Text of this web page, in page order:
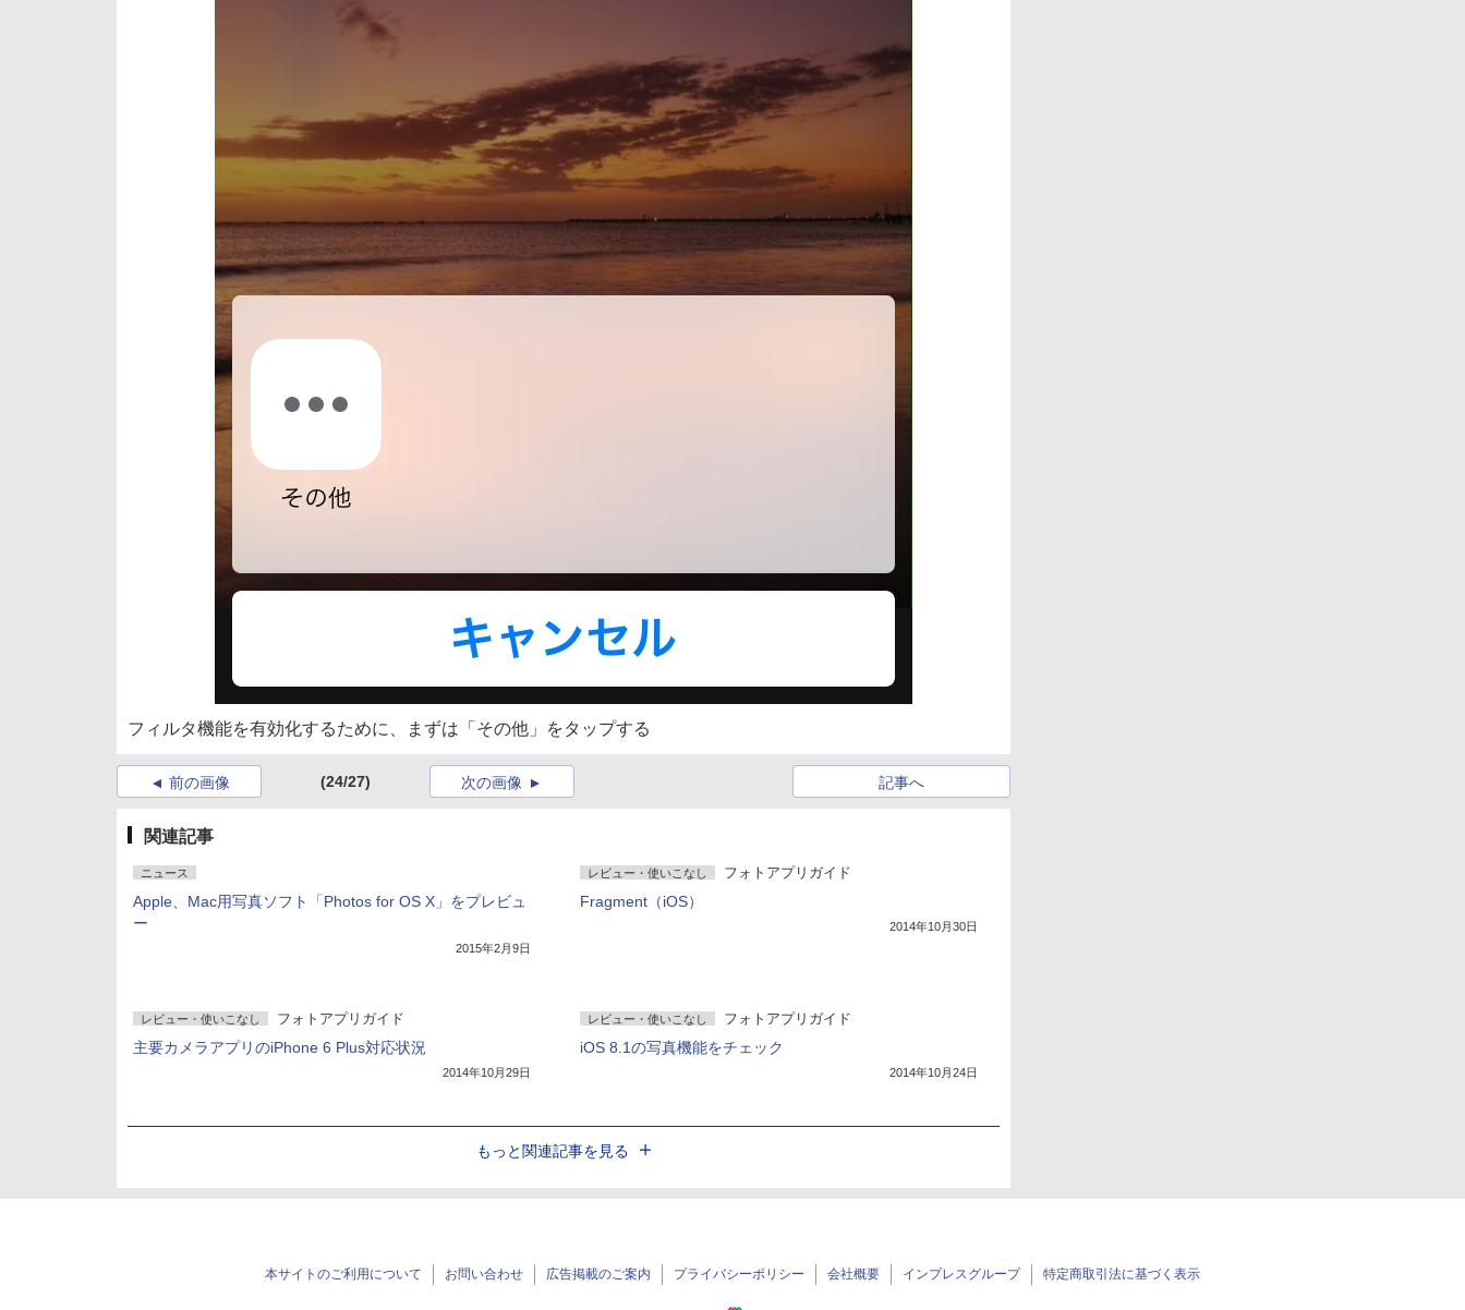
フィルタ機能を有効化するために、まずは「その他」をタップする
前の画像 (24/27) 記事へ
次の画像
関連記事
ニュース
Apple、Mac用写真ソフト「Photos for OS X」をプレビュ
ー
2015年2月9日
レビュー・使いこなし フォトアプリガイド
Fragment（iOS）
2014年10月30日
レビュー・使いこなし フォトアプリガイド
主要カメラアプリのiPhone 6 Plus対応状況
2014年10月29日
レビュー・使いこなし フォトアプリガイド
iOS 8.1の写真機能をチェック
2014年10月24日
もっと関連記事を見る
本サイトのご利用について お問い合わせ 広告掲載のご案内 プライバシーポリシー 会社概要 インプレスグループ 特定商取引法に基づく表示